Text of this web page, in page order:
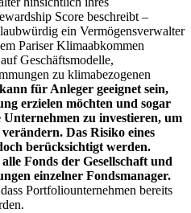
Score beschreibt –
ein Vermögensverwalter
Pariser Klimaabkommen
Geschäftsmodelle,
zu klimabezogenen
für Anleger geeignet sein,
erzielen möchten und sogar
zu investieren, um
Das Risiko eines
berücksichtigt werden.
Fonds der Gesellschaft und
einzelner Fondsmanager.
Portfoliounternehmen bereits